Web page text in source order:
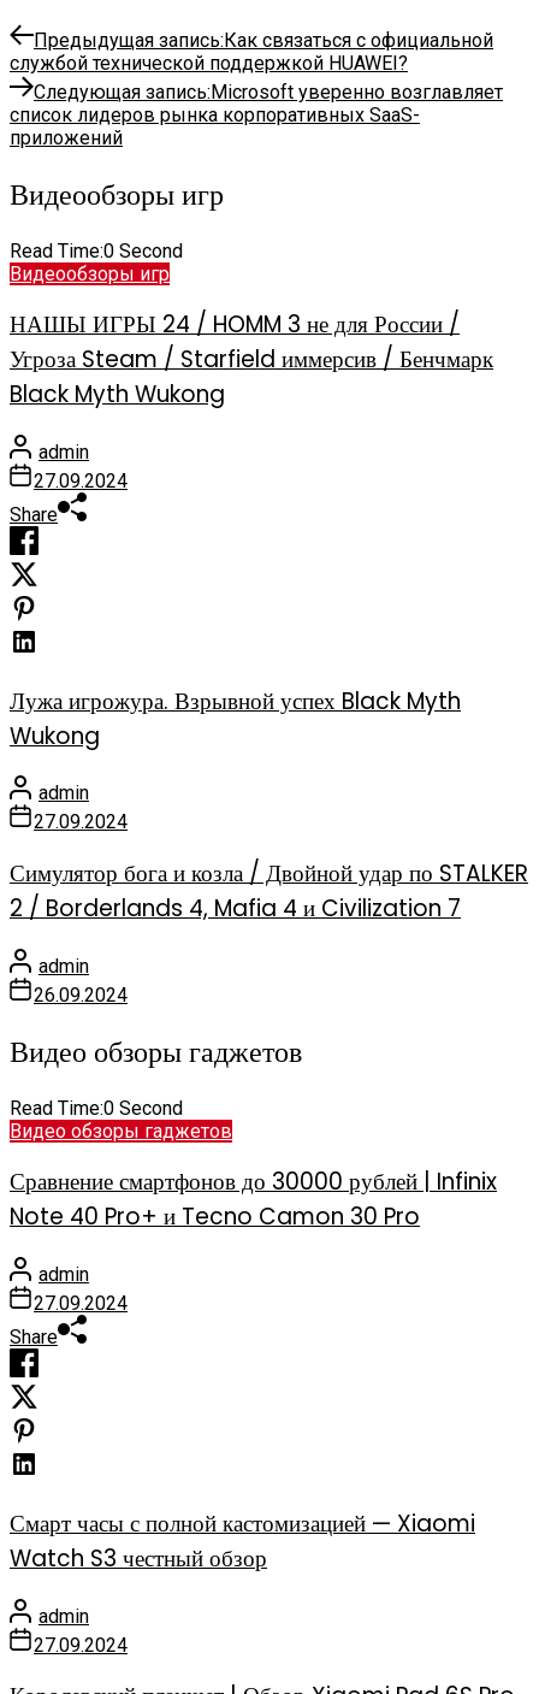
Предыдущая запись:Как связаться с официальной
службой технической поддержкой HUAWEI?
Следующая запись:Microsoft уверенно возглавляет
список лидеров рынка корпоративных SaaS-
приложений
Видеообзоры игр
Read Time:0 Second
Видеообзоры игр
НАШЫ ИГРЫ 24 / HOMM 3 не для России /
Угроза Steam / Starfield иммерсив / Бенчмарк
Black Myth Wukong
admin
27.09.2024
Share
Лужа игрожура. Взрывной успех Black Myth
Wukong
admin
27.09.2024
Симулятор бога и козла / Двойной удар по STALKER
2 / Borderlands 4, Mafia 4 и Civilization 7
admin
26.09.2024
Видео обзоры гаджетов
Read Time:0 Second
Видео обзоры гаджетов
Сравнение смартфонов до 30000 рублей | Infinix
Note 40 Pro+ и Tecno Camon 30 Pro
admin
27.09.2024
Share
Смарт часы с полной кастомизацией — Xiaomi
Watch S3 честный обзор
admin
27.09.2024